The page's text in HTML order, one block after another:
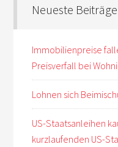
Neueste Beiträge
Immobilienpreise
Preisverfall bei
Lohnen sich
US-Staatsanleihen
kurzlaufenden US-